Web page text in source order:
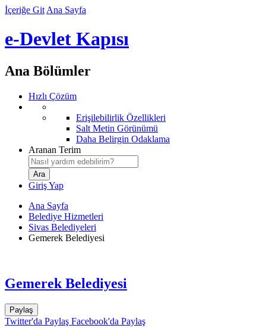
İçeriğe Git Ana Sayfa
e-Devlet Kapısı
Ana Bölümler
Hızlı Çözüm
Erişilebilirlik Özellikleri
Salt Metin Görünümü
Daha Belirgin Odaklama
Aranan Terim
Giriş Yap
Ana Sayfa
Belediye Hizmetleri
Sivas Belediyeleri
Gemerek Belediyesi
Gemerek Belediyesi
Paylaş
Twitter'da Paylaş Facebook'da Paylaş